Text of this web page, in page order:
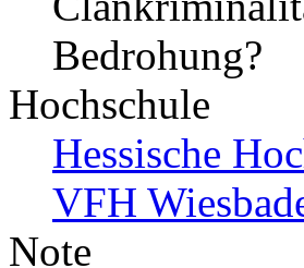
Bedrohung?
Hochschule
Hessische
VFH
Note